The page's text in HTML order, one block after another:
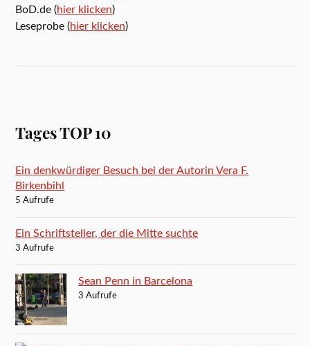
BoD.de (hier klicken)
Leseprobe (hier klicken)
Tages TOP 10
Ein denkwürdiger Besuch bei der Autorin Vera F.
Birkenbihl
5 Aufrufe
Ein Schriftsteller, der die Mitte suchte
3 Aufrufe
Sean Penn in Barcelona
3 Aufrufe